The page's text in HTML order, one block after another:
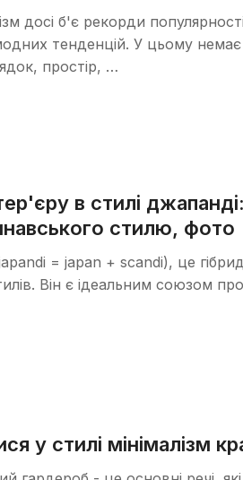
досі б'є рекорди
тенденцій. У цьому немає
простір, …
в стилі
стилю, фото
= japan + scandi), це
Він є ідеальним союзом
у стилі мінімалізм